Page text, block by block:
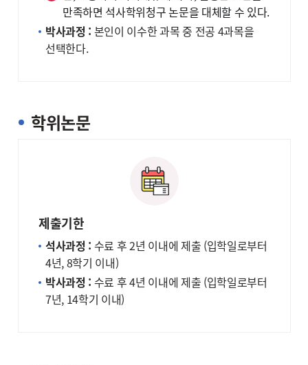
만족하면 석사학위청구 논문을 대체할 수 있다.
박사과정 : 본인이 이수한 과목 중 전공 4과목을
선택한다.
학위논문
제출기한
석사과정 : 수료 후 2년 이내에 제출 (입학일로부터
4년, 8학기 이내)
박사과정 : 수료 후 4년 이내에 제출 (입학일로부터
7년, 14학기 이내)